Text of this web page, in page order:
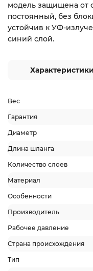
модель защищена от
постоянный, без
устойчив к УФ-
синий слой.
Характеристики
Вес
Гарантия
Диаметр
Длина шланга
Количество слоев
Материал
Особенности
Производитель
Рабочее давление
Страна происхождения
Тип